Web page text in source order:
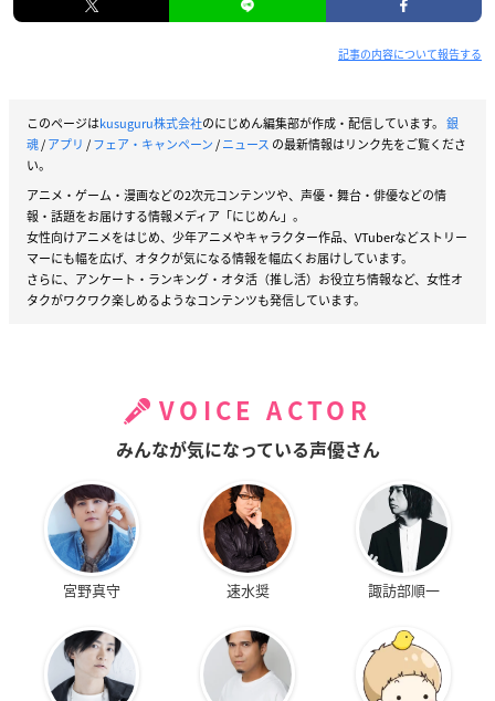
1/8(金) 映画「銀魂 THE FINAL」公開記念📽️
❝アニメ「#銀魂」が今回こそは本当に終わりらしいんで、
西武鉄道で卒業祝いするぞォォォ‼キャンペーン❞
開催🎓
オリジナルスマホリング付き「西武線1日フリーきっぷ」を
買って、特急小江戸号で本川越駅に行けェェエエ‼
詳細➡️https://t.co/ZOJcUcgzZ9 pic.twitter.com/SC6pThtdX
c
記事の内容について報告する
このページはkusuguru株式会社のにじめん編集部が作成・配信しています。 銀
魂/アプリ /フェア・キャンペーン/ニュース の最新情報はリンク先をご覧くださ
い。
アニメ・ゲーム・漫画などの2次元コンテンツや、声優・舞台・俳優などの情
報・話題をお届けする情報メディア「にじめん」。
女性向けアニメをはじめ、少年アニメやキャラクター作品、VTuberなどストリー
マーにも幅を広げ、オタクが気になる情報を幅広くお届けしています。
さらに、アンケート・ランキング・オタ活（推し活）お役立ち情報など、女性オ
タクがワクワク楽しめるようなコンテンツも発信しています。
VOICE ACTOR
みんなが気になっている声優さん
宮野真守 速水奨 諏訪部順一